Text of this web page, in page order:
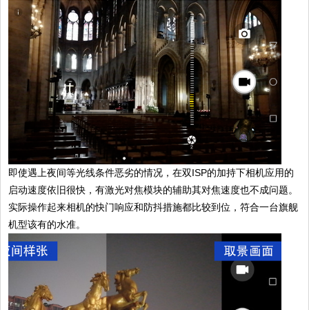
即使遇上夜间等光线条件恶劣的情况，在双ISP的加持下相机应用的
启动速度依旧很快，有激光对焦模块的辅助其对焦速度也不成问题。
实际操作起来相机的快门响应和防抖措施都比较到位，符合一台旗舰
机型该有的水准。